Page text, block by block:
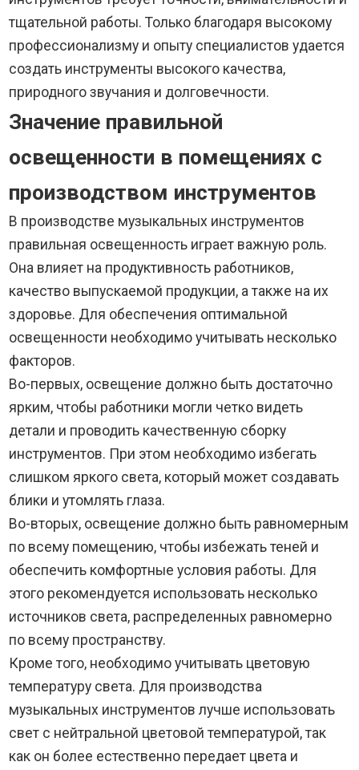
тщательной работы. Только благодаря высокому
профессионализму и опыту специалистов удается
создать инструменты высокого качества,
природного звучания и долговечности.
Значение правильной
освещенности в помещениях с
производством инструментов
В производстве музыкальных инструментов
правильная освещенность играет важную роль.
Она влияет на продуктивность работников,
качество выпускаемой продукции, а также на их
здоровье. Для обеспечения оптимальной
освещенности необходимо учитывать несколько
факторов.
Во-первых, освещение должно быть достаточно
ярким, чтобы работники могли четко видеть
детали и проводить качественную сборку
инструментов. При этом необходимо избегать
слишком яркого света, который может создавать
блики и утомлять глаза.
Во-вторых, освещение должно быть равномерным
по всему помещению, чтобы избежать теней и
обеспечить комфортные условия работы. Для
этого рекомендуется использовать несколько
источников света, распределенных равномерно
по всему пространству.
Кроме того, необходимо учитывать цветовую
температуру света. Для производства
музыкальных инструментов лучше использовать
свет с нейтральной цветовой температурой, так
как он более естественно передает цвета и